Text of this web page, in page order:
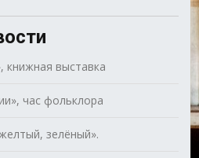
выставка
час фольклора
зелёный».